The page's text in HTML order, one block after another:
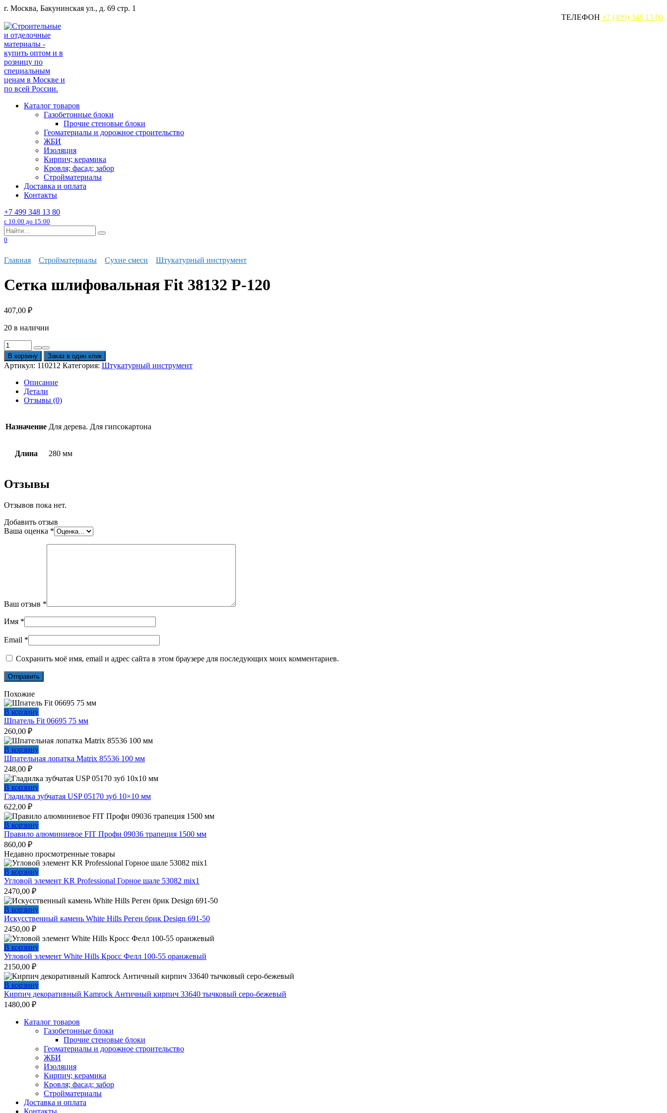
Перейти
содержанию
г. Москва, Бакунинская ул., д. 69 стр. 1
ТЕЛЕФОН +7 (499) 348 13 80
Каталог товаров
Газобетонные блоки
Прочие стеновые блоки
Геоматериалы и дорожное строительство
ЖБИ
Изоляция
Кирпич; керамика
Кровля; фасад; забор
Стройматериалы
Доставка и оплата
Контакты
+7 499 348 13 80
с 10:00 до 15:00
Search
for:
0
Главная Стройматериалы Сухие смеси Штукатурный инструмент
Сетка шлифовальная Fit 38132 Р-120
407,00 ₽
20 в наличии
Количество
товара
Сетка
шлифовальная
38132
Р-120
В корзину Заказ в один клик
Артикул: 110212 Категория: Штукатурный инструмент
Описание
Детали
Отзывы (0)
Назначение Для дерева. Для гипсокартона
Длина 280 мм
Отзывы
Отзывов пока нет.
Добавить отзыв
Ваша оценка *
Ваш отзыв *
Имя *
Email *
Сохранить моё имя, email и адрес сайта в этом браузере для последующих моих комментариев.
Похожие
В корзину
Шпатель Fit 06695 75 мм
260,00 ₽
В корзину
Шпательная лопатка Matrix 85536 100 мм
248,00 ₽
В корзину
Гладилка зубчатая USP 05170 зуб 10×10 мм
622,00 ₽
В корзину
Правило алюминиевое FIT Профи 09036 трапеция 1500 мм
860,00 ₽
Недавно просмотренные товары
В корзину
Угловой элемент KR Professional Горное шале 53082 mix1
2470,00 ₽
В корзину
Искусственный камень White Hills Реген брик Design 691-50
2450,00 ₽
В корзину
Угловой элемент White Hills Кросс Фелл 100-55 оранжевый
2150,00 ₽
В корзину
Кирпич декоративный Kamrock Античный кирпич 33640 тычковый серо-бежевый
1480,00 ₽
Каталог товаров
Газобетонные блоки
Прочие стеновые блоки
Геоматериалы и дорожное строительство
ЖБИ
Изоляция
Кирпич; керамика
Кровля; фасад; забор
Стройматериалы
Доставка и оплата
Контакты